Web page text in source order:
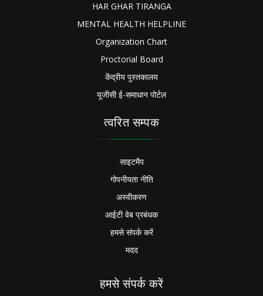
HAR GHAR TIRANGA
MENTAL HEALTH HELPLINE
Organization Chart
Proctorial Board
केंद्रीय पुस्तकालय
यूजीसी ई-समाधान पोर्टल
त्वरित सम्पक
साइटमैप
गोपनीयता नीति
अस्वीकरण
आईटी वेब प्रबंधक
हमसे संपर्क करें
मदद
हमसे संपर्क करें